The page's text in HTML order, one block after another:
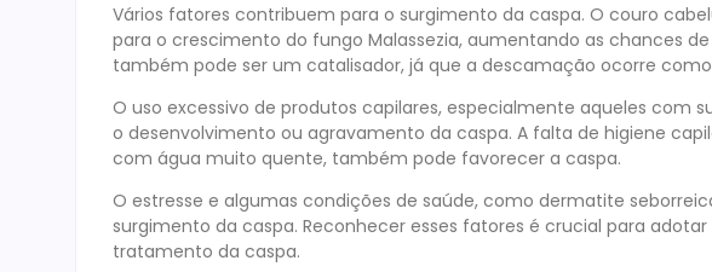
Vários fatores contribuem para o surgimento da caspa. O couro
para o crescimento do fungo Malassezia, aumentando as chances
também pode ser um catalisador, já que a descamação ocorre
O uso excessivo de produtos capilares, especialmente aqueles com
o desenvolvimento ou agravamento da caspa. A falta de higiene
com água muito quente, também pode favorecer a caspa.
O estresse e algumas condições de saúde, como dermatite
surgimento da caspa. Reconhecer esses fatores é crucial para
tratamento da caspa.